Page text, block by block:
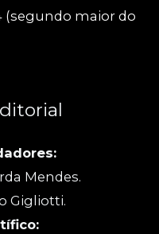
(segundo maior do
Mendes.
Gigliotti.